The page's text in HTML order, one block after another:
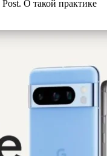
О такой практике